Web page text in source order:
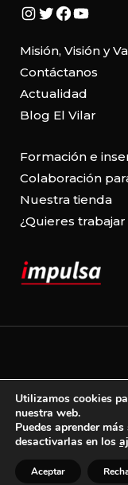
Instagram
Twitter
Misión, Visión y
Contáctanos
Actualidad
Blog El Vilar
Formación e
Colaboración
Nuestra tienda
¿Quieres
Utilizamos cookies
nuestra web.
Puedes aprender
desactivarlas en los
Aceptar